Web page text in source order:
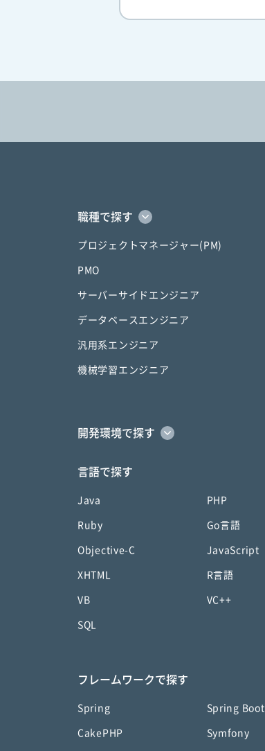
職種で探す
プロジェクトマネージャー(PM)
PMO
サーバーサイドエンジニア
データベースエンジニア
汎用系エンジニア
機械学習エンジニア
開発環境で探す
言語で探す
Java PHP
Ruby Go言語
Objective-C JavaScript
XHTML R言語
VB VC++
SQL
フレームワークで探す
Spring Spring Boot
CakePHP Symfony